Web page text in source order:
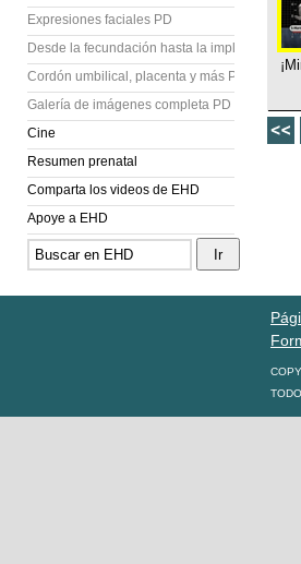
Expresiones faciales PD
Desde la fecundación hasta la implantación
Cordón umbilical, placenta y más PD
Galería de imágenes completa PD
Cine
Resumen prenatal
Comparta los videos de EHD
Apoye a EHD